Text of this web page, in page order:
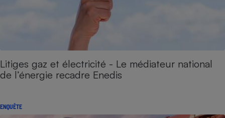
Litiges gaz et électricité - Le médiateur national
de l’énergie recadre Enedis
ENQUÊTE